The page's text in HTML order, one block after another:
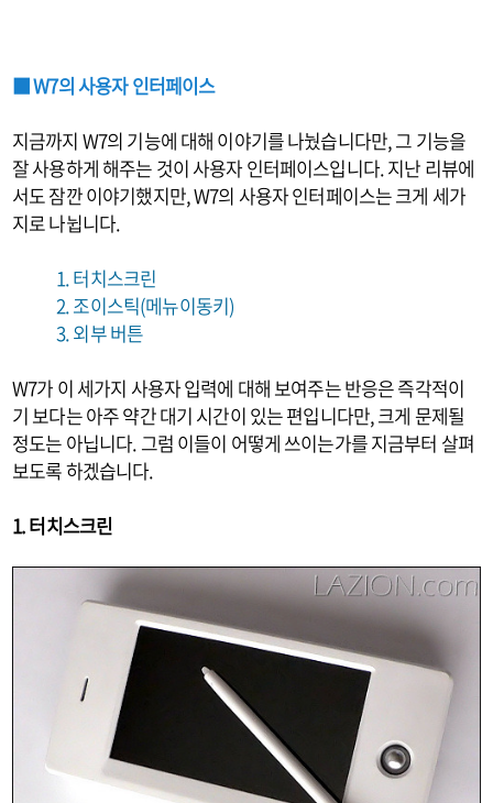
■ W7의 사용자 인터페이스
지금까지 W7의 기능에 대해 이야기를 나눴습니다만, 그 기능을
잘 사용하게 해주는 것이 사용자 인터페이스입니다. 지난 리뷰에
서도 잠깐 이야기했지만, W7의 사용자 인터페이스는 크게 세가
지로 나뉩니다.
1. 터치스크린
2. 조이스틱(메뉴이동키)
3. 외부 버튼
W7가 이 세가지 사용자 입력에 대해 보여주는 반응은 즉각적이
기 보다는 아주 약간 대기 시간이 있는 편입니다만, 크게 문제될
정도는 아닙니다. 그럼 이들이 어떻게 쓰이는가를 지금부터 살펴
보도록 하겠습니다.
1. 터치스크린